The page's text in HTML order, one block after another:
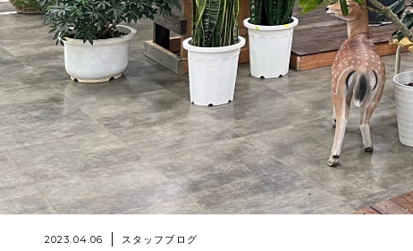
2023.04.06 スタッフブログ